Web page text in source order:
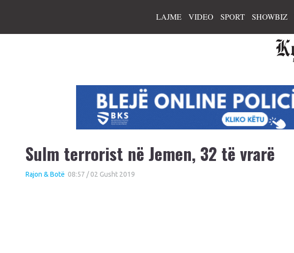
LAJME VIDEO SPORT SHOWBIZ
Sulm terrorist në Jemen, 32 të vrarë
Rajon & Botë 08:57 / 02 Gusht 2019